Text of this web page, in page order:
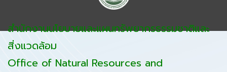
สำนักงานนโยบายและแผนทรัพยากรธรรมชาติและ
สิ่งแวดล้อม
Office of Natural Resources and